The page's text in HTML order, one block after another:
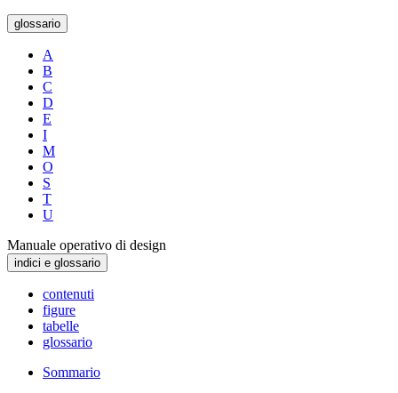
glossario
A
B
C
D
E
I
M
O
S
T
U
Manuale operativo di design
indici e glossario
contenuti
figure
tabelle
glossario
Sommario